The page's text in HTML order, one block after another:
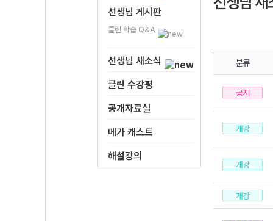
선생님 게시판
클린 학습 Q&A
선생님 새소식
클린 수강평
공개자료실
메가 캐스트
해설강의
분류
공지
개강
개강
개강